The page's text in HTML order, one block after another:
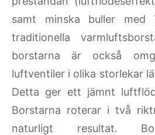
samt minska buller med
traditionella
borstarna är också
luftventiler i olika storlekar
Detta ger ett jämnt
Borstarna roterar i två
naturligt resultat.